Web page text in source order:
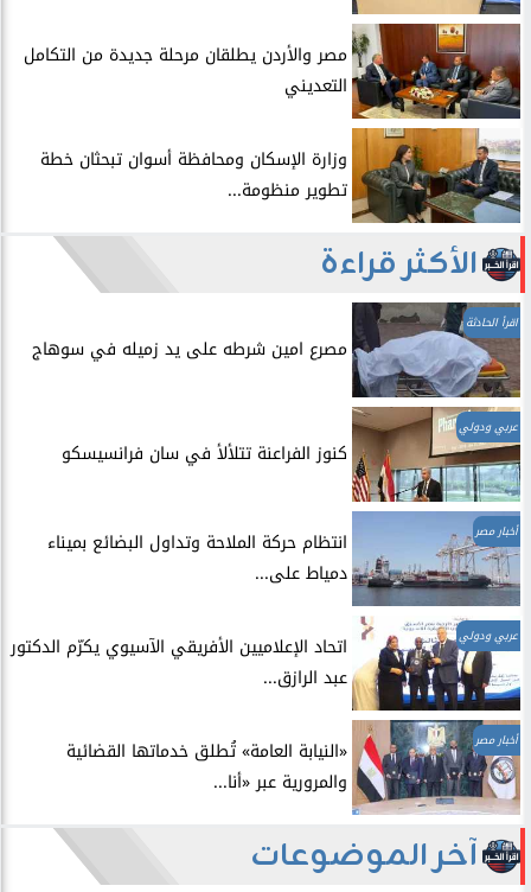
​مصر والأردن يطلقان مرحلة جديدة من التكامل
التعديني
وزارة الإسكان ومحافظة أسوان تبحثان خطة
تطوير منظومة...
الأكثر قراءة
اقرأ الحادثة
مصرع امين شرطه على يد زميله في سوهاج
عربي ودولي
​كنوز الفراعنة تتلألأ في سان فرانسيسكو
أخبار مصر
انتظام حركة الملاحة وتداول البضائع بميناء
دمياط على...
عربي ودولي
اتحاد الإعلاميين الأفريقي الآسيوي يكرّم الدكتور
عبد الرازق...
أخبار مصر
​«النيابة العامة» تُطلق خدماتها القضائية
والمرورية عبر «أنا...
آخر الموضوعات